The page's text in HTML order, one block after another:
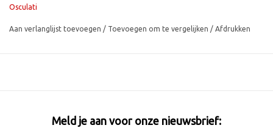
Osculati
Aan verlanglijst toevoegen / Toevoegen om te vergelijken / Afdrukken
Meld je aan voor onze nieuwsbrief: